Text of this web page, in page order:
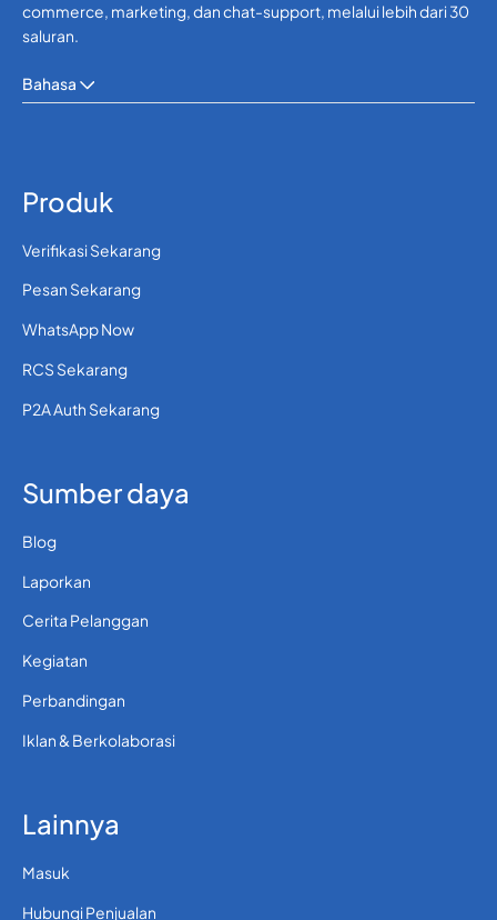
commerce, marketing, dan chat-support, melalui lebih dari 30
saluran.
Bahasa
Produk
Verifikasi Sekarang
Pesan Sekarang
WhatsApp Now
RCS Sekarang
P2A Auth Sekarang
Sumber daya
Blog
Laporkan
Cerita Pelanggan
Kegiatan
Perbandingan
Iklan & Berkolaborasi
Lainnya
Masuk
Hubungi Penjualan